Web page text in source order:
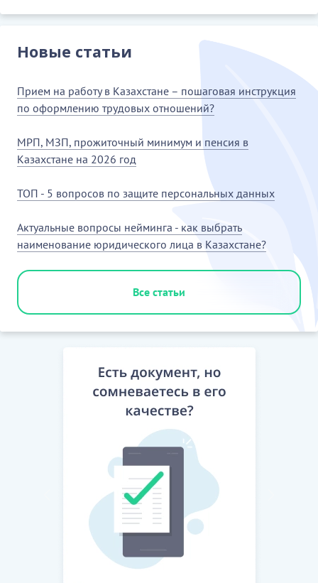
Новые статьи
Прием на работу в Казахстане – пошаговая инструкция
по оформлению трудовых отношений?
МРП, МЗП, прожиточный минимум и пенсия в
Казахстане на 2026 год
ТОП - 5 вопросов по защите персональных данных
Актуальные вопросы нейминга - как выбрать
наименование юридического лица в Казахстане?
Все статьи